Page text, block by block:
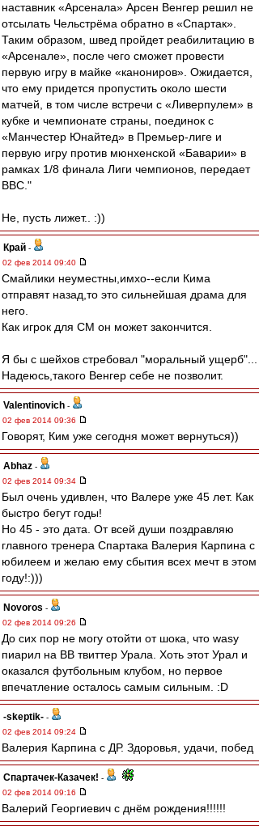
наставник «Арсенала» Арсен Венгер решил не
отсылать Чельстрёма обратно в «Спартак».
Таким образом, швед пройдет реабилитацию в
«Арсенале», после чего сможет провести
первую игру в майке «канониров». Ожидается,
что ему придется пропустить около шести
матчей, в том числе встречи с «Ливерпулем» в
кубке и чемпионате страны, поединок с
«Манчестер Юнайтед» в Премьер-лиге и
первую игру против мюнхенской «Баварии» в
рамках 1/8 финала Лиги чемпионов, передает
ВВС."
Не, пусть лижет.. :))
Край -
02 фев 2014 09:40
Смайлики неуместны,имхо--если Кима
отправят назад,то это сильнейшая драма для
него.
Как игрок для СМ он может закончится.
Я бы с шейхов стребовал "моральный ущерб"...
Надеюсь,такого Венгер себе не позволит.
Valentinovich -
02 фев 2014 09:36
Говорят, Ким уже сегодня может вернуться))
Abhaz -
02 фев 2014 09:34
Был очень удивлен, что Валере уже 45 лет. Как
быстро бегут годы!
Но 45 - это дата. От всей души поздравляю
главного тренера Спартака Валерия Карпина с
юбилеем и желаю ему сбытия всех мечт в этом
году!:)))
Novoros -
02 фев 2014 09:26
До сих пор не могу отойти от шока, что wasy
пиарил на ВВ твиттер Урала. Хоть этот Урал и
оказался футбольным клубом, но первое
впечатление осталось самым сильным. :D
-skeptik- -
02 фев 2014 09:24
Валерия Карпина с ДР. Здоровья, удачи, побед
Спартачек-Казачек! -
02 фев 2014 09:16
Валерий Георгиевич с днём рождения!!!!!!